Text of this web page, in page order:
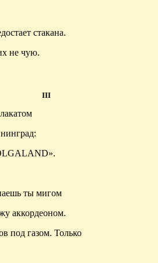
стакана.
не чую.
III
ты мигом
аккордеоном.
под газом. Только